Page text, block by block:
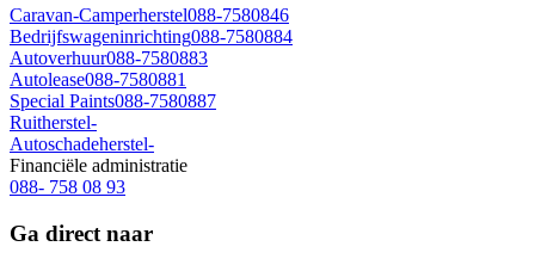
Caravan-Camperherstel088-7580846
Bedrijfswageninrichting088-7580884
Autoverhuur088-7580883
Autolease088-7580881
Special Paints088-7580887
Ruitherstel-
Autoschadeherstel-
Financiële administratie
088- 758 08 93
Ga direct naar